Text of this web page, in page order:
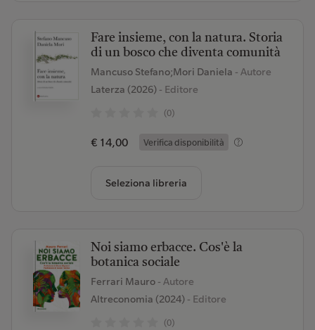
Fare insieme, con la natura. Storia
di un bosco che diventa comunità
Mancuso Stefano;Mori Daniela - Autore
Laterza (2026)- Editore
(0)
€ 14,00 Verifica disponibilità
Seleziona libreria
Noi siamo erbacce. Cos'è la
botanica sociale
Ferrari Mauro - Autore
Altreconomia (2024)- Editore
(0)